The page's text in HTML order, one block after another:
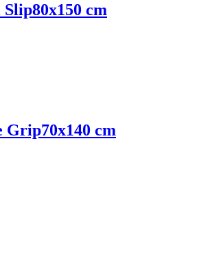
Slip80x150 cm
Grip70x140 cm